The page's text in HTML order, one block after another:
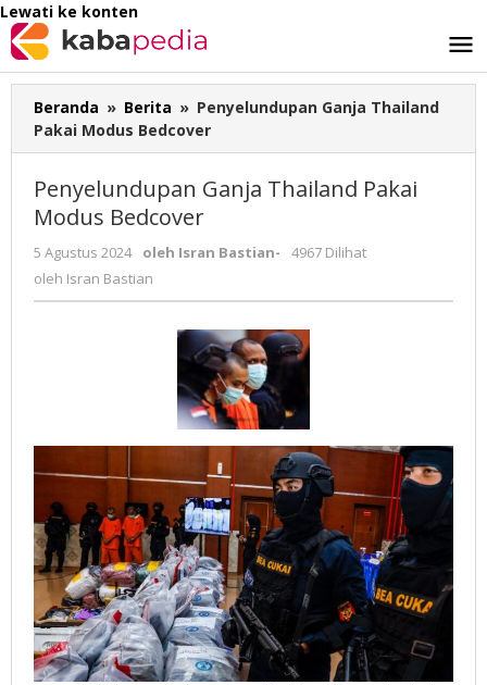
Lewati ke konten
Beranda » Berita » Penyelundupan Ganja Thailand
Pakai Modus Bedcover
Penyelundupan Ganja Thailand Pakai
Modus Bedcover
5 Agustus 2024 oleh Isran Bastian-
4967 Dilihat
oleh Isran Bastian